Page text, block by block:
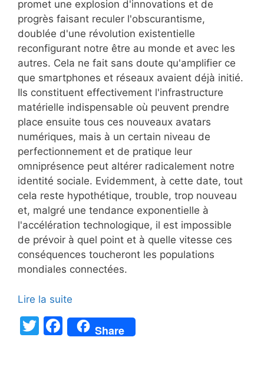
promet une explosion d'innovations et de
progrès faisant reculer l'obscurantisme,
doublée d'une révolution existentielle
reconfigurant notre être au monde et avec les
autres. Cela ne fait sans doute qu'amplifier ce
que smartphones et réseaux avaient déjà initié.
Ils constituent effectivement l'infrastructure
matérielle indispensable où peuvent prendre
place ensuite tous ces nouveaux avatars
numériques, mais à un certain niveau de
perfectionnement et de pratique leur
omniprésence peut altérer radicalement notre
identité sociale. Evidemment, à cette date, tout
cela reste hypothétique, trouble, trop nouveau
et, malgré une tendance exponentielle à
l'accélération technologique, il est impossible
de prévoir à quel point et à quelle vitesse ces
conséquences toucheront les populations
mondiales connectées.
Lire la suite
T
F
a
Share